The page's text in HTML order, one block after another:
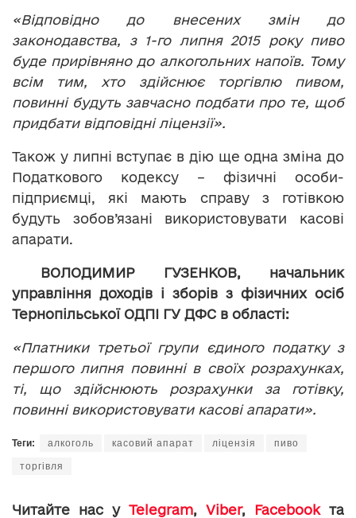
«Відповідно до внесених змін до
законодавства, з 1-го липня 2015 року пиво
буде прирівняно до алкогольних напоїв. Тому
всім тим, хто здійснює торгівлю пивом,
повинні будуть завчасно подбати про те, щоб
придбати відповідні ліцензії».
Також у липні вступає в дію ще одна зміна до
Податкового кодексу – фізичні особи-
підприємці, які мають справу з готівкою
будуть зобов’язані використовувати касові
апарати.
ВОЛОДИМИР ГУЗЕНКОВ, начальник
управління доходів і зборів з фізичних осіб
Тернопільської ОДПІ ГУ ДФС в області:
«Платники третьої групи єдиного податку з
першого липня повинні в своїх розрахунках,
ті, що здійснюють розрахунки за готівку,
повинні використовувати касові апарати».
Теги: алкоголь касовий апарат ліцензія пиво
торгівля
Читайте нас у Telegram, Viber, Facebookта